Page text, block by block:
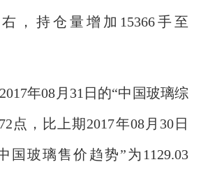
，持仓量增加15366手至
年08月31日的“中国玻璃综
点，比上期2017年08月30日
国玻璃售价趋势”为1129.03